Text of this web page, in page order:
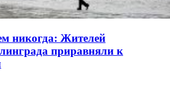
никогда: Жителей
приравняли к